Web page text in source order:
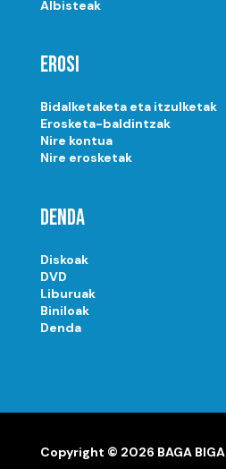
Albisteak
Erosi
Bidalketaketa eta itzulketak
Erosketa-baldintzak
Nire kontua
Nire erosketak
Denda
Diskoak
DVD
Liburuak
Biniloak
Denda
Copyright © 2026 BAGA BIGA